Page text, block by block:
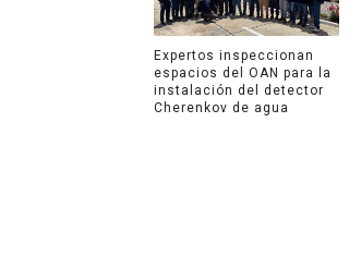
Expertos inspeccionan
espacios del OAN para la
instalación del detector
Cherenkov de agua